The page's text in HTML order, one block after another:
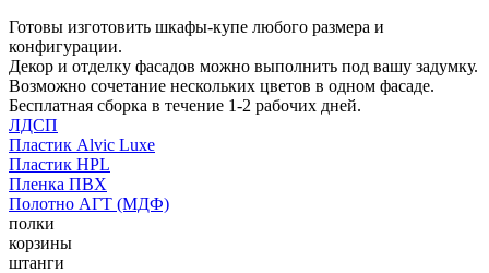
Готовы изготовить шкафы-купе любого размера и
конфигурации.
Декор и отделку фасадов можно выполнить под вашу задумку.
Возможно сочетание нескольких цветов в одном фасаде.
Бесплатная сборка в течение 1-2 рабочих дней.
ЛДСП
Пластик Alvic Luxe
Пластик HPL
Пленка ПВХ
Полотно АГТ (МДФ)
полки
корзины
штанги